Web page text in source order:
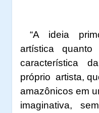
“A ideia
artística
característica
próprio artista,
amazônicos em
imaginativa,